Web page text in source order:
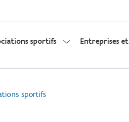
sportifs Entreprises
sportifs